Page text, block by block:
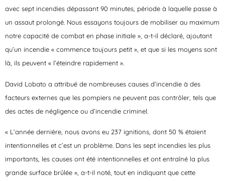
avec sept incendies dépassant 90 minutes, période à laquelle passe à
un assaut prolongé. Nous essayons toujours de mobiliser au maximum
notre capacité de combat en phase initiale », a-t-il déclaré, ajoutant
qu’un incendie « commence toujours petit », et que si les moyens sont
là, ils peuvent « l’éteindre rapidement ».
David Lobato a attribué de nombreuses causes d’incendie à des
facteurs externes que les pompiers ne peuvent pas contrôler, tels que
des actes de négligence ou d’incendie criminel.
« L’année dernière, nous avons eu 237 ignitions, dont 50 % étaient
intentionnelles et c’est un problème. Dans les sept incendies les plus
importants, les causes ont été intentionnelles et ont entraîné la plus
grande surface brûlée », a-t-il noté, tout en indiquant que cette